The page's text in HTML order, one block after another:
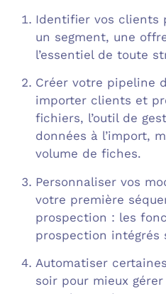
Identifier vos clients
un segment, une
l’essentiel de toute
Créer votre pipeline
importer clients et
fichiers, l’outil de
données à l’import,
volume de fiches.
Personnaliser vos
votre première
prospection : les
prospection intégrés
Automatiser
soir pour mieux